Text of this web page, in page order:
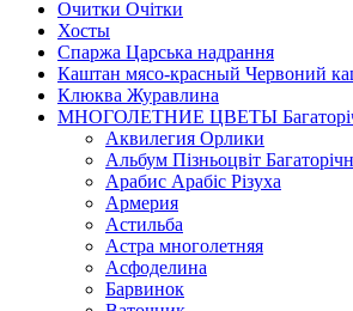
Очитки Очітки
Хосты
Спаржа Царська надрання
Каштан мясо-красный Червоний
Клюква Журавлина
МНОГОЛЕТНИЕ ЦВЕТЫ
Аквилегия Орлики
Альбум Пізньоцвіт
Арабис Арабіс Різуха
Армерия
Астильба
Астра многолетняя
Асфоделина
Барвинок